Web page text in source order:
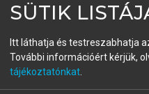
fiókoddal,vagy
A regisztráció után a
SÜTIK
Itt láthatja és testreszabhatja
További információért kérjük,
tájékoztatónkat